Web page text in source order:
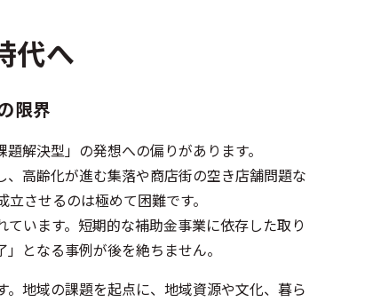
代へ
限界
解決型」の発想への偏りがあります。
高齢化が進む集落や商店街の空き店舗問題な
させるのは極めて困難です。
います。短期的な補助金事業に依存した取り
となる事例が後を絶ちません。
地域の課題を起点に、地域資源や文化、暮ら